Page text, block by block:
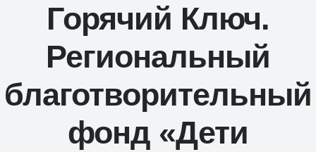
Горячий Ключ.
Региональный
благотворительный
фонд «Дети